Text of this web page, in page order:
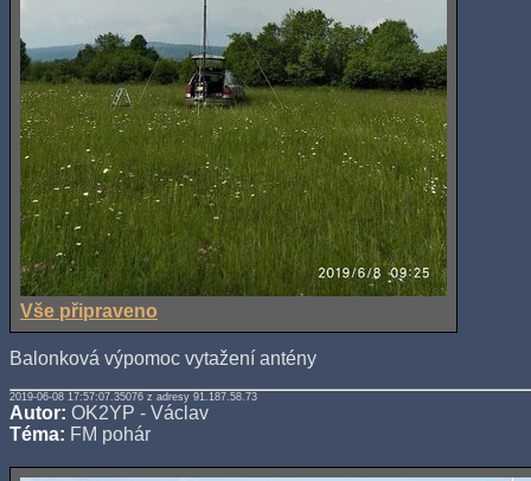
Vše připraveno
Balonková výpomoc vytažení antény
2019-06-08 17:57:07.35076 z adresy 91.187.58.73
Autor: OK2YP - Václav
Téma: FM pohár